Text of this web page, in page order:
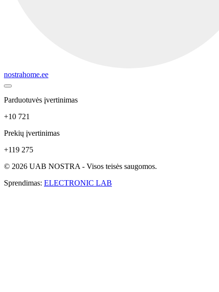
nostrahome.ee
Parduotuvės įvertinimas
+10 721
Prekių įvertinimas
+119 275
© 2026 UAB NOSTRA - Visos teisės saugomos.
Sprendimas: ELECTRONIC LAB